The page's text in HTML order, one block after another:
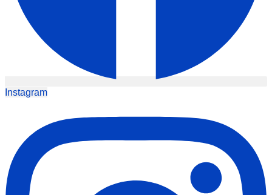
Instagram